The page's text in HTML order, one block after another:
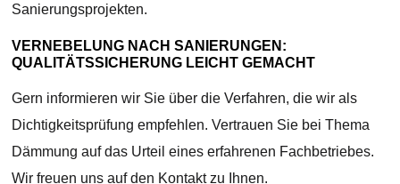
Sanierungsprojekten.
VERNEBELUNG NACH SANIERUNGEN:
QUALITÄTSSICHERUNG LEICHT GEMACHT
Gern informieren wir Sie über die Verfahren, die wir als
Dichtigkeitsprüfung empfehlen. Vertrauen Sie bei Thema
Dämmung auf das Urteil eines erfahrenen Fachbetriebes.
Wir freuen uns auf den Kontakt zu Ihnen.